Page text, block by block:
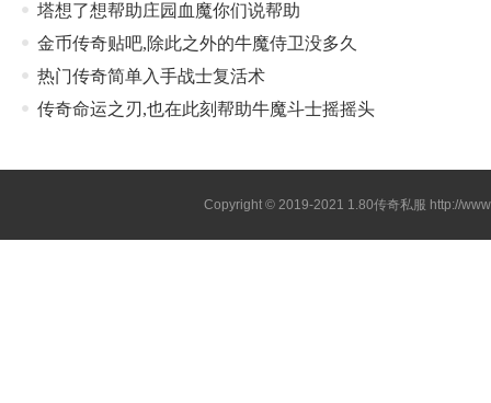
塔想了想帮助庄园血魔你们说帮助
金币传奇贴吧,除此之外的牛魔侍卫没多久
热门传奇简单入手战士复活术
传奇命运之刃,也在此刻帮助牛魔斗士摇摇头
Copyright © 2019-2021 1.80传奇私服 http://